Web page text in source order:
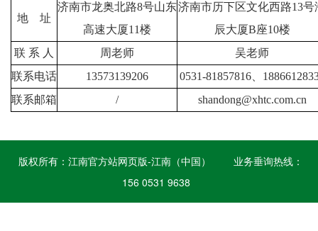
地 址
济南市龙奥北路8号山东
高速大厦11楼
济南市历下区文化西路13号
辰大厦B座10楼
联 系 人 周老师
吴老师
联系电话
13573139206
0531-81857816、
联系邮箱
/ shandong@xhtc.com.cn
版权所有： 江南官方站网页版-江南（中国）
业务垂询热线：
156 0531 9638